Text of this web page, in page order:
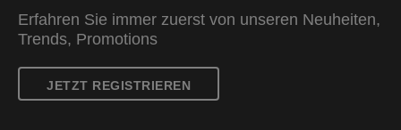
Erfahren Sie immer zuerst von unseren Neuheiten,
Trends, Promotions
JETZT REGISTRIEREN